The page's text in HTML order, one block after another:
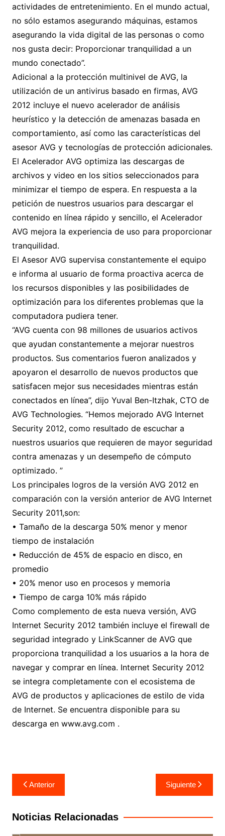
actividades de entretenimiento. En el mundo actual,
no sólo estamos asegurando máquinas, estamos
asegurando la vida digital de las personas o como
nos gusta decir: Proporcionar tranquilidad a un
mundo conectado”.
Adicional a la protección multinivel de AVG, la
utilización de un antivirus basado en firmas, AVG
2012 incluye el nuevo acelerador de análisis
heurístico y la detección de amenazas basada en
comportamiento, así como las características del
asesor AVG y tecnologías de protección adicionales.
El Acelerador AVG optimiza las descargas de
archivos y video en los sitios seleccionados para
minimizar el tiempo de espera. En respuesta a la
petición de nuestros usuarios para descargar el
contenido en línea rápido y sencillo, el Acelerador
AVG mejora la experiencia de uso para proporcionar
tranquilidad.
El Asesor AVG supervisa constantemente el equipo
e informa al usuario de forma proactiva acerca de
los recursos disponibles y las posibilidades de
optimización para los diferentes problemas que la
computadora pudiera tener.
“AVG cuenta con 98 millones de usuarios activos
que ayudan constantemente a mejorar nuestros
productos. Sus comentarios fueron analizados y
apoyaron el desarrollo de nuevos productos que
satisfacen mejor sus necesidades mientras están
conectados en línea”, dijo Yuval Ben-Itzhak, CTO de
AVG Technologies. “Hemos mejorado AVG Internet
Security 2012, como resultado de escuchar a
nuestros usuarios que requieren de mayor seguridad
contra amenazas y un desempeño de cómputo
optimizado. ”
Los principales logros de la versión AVG 2012 en
comparación con la versión anterior de AVG Internet
Security 2011,son:
• Tamaño de la descarga 50% menor y menor
tiempo de instalación
• Reducción de 45% de espacio en disco, en
promedio
• 20% menor uso en procesos y memoria
• Tiempo de carga 10% más rápido
Como complemento de esta nueva versión, AVG
Internet Security 2012 también incluye el firewall de
seguridad integrado y LinkScanner de AVG que
proporciona tranquilidad a los usuarios a la hora de
navegar y comprar en línea. Internet Security 2012
se integra completamente con el ecosistema de
AVG de productos y aplicaciones de estilo de vida
de Internet. Se encuentra disponible para su
descarga en www.avg.com .
Navegación
de
entradas
Anterior Siguiente
Noticias Relacionadas